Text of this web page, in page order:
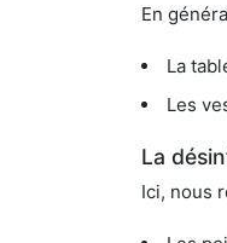
En
La
Les
La
Ici, nous